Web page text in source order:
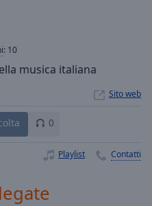
: 10
musica italiana
Sito web
0
Playlist Contatti